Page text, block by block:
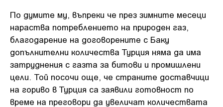
По думите му, въпреки че през зимните месеци
нараства потреблението на природен газ,
благодарение на договорените с Баку
допълнителни количества Турция няма да има
затруднения с газта за битови и промишлени
цели. Той посочи още, че страните доставчици
на гориво в Турция са заявили готовност по
време на преговори да увеличат количествата